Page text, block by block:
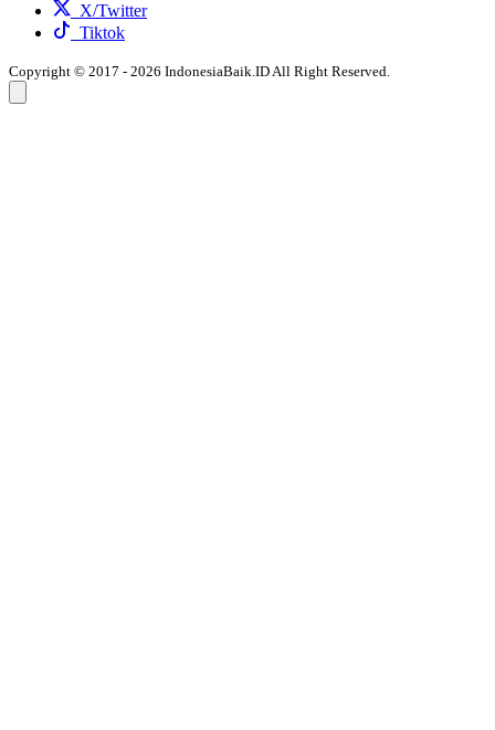
X/Twitter
Tiktok
Copyright © 2017 - 2026 IndonesiaBaik.ID All Right Reserved.